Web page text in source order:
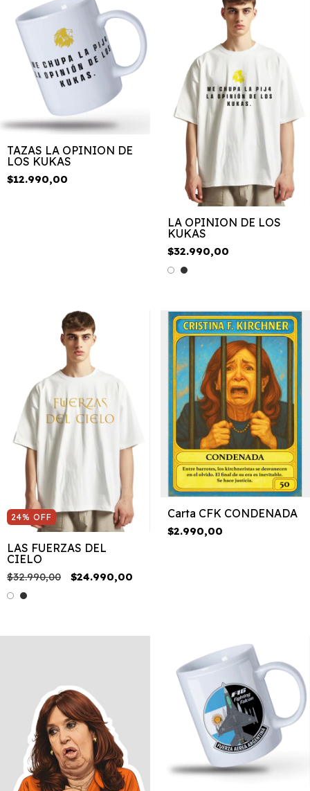
TAZAS LA OPINION DE
LOS KUKAS
$12.990,00
LA OPINION DE LOS
KUKAS
$32.990,00
24% OFF
LAS FUERZAS DEL
CIELO
$32.990,00 $24.990,00
Carta CFK CONDENADA
$2.990,00